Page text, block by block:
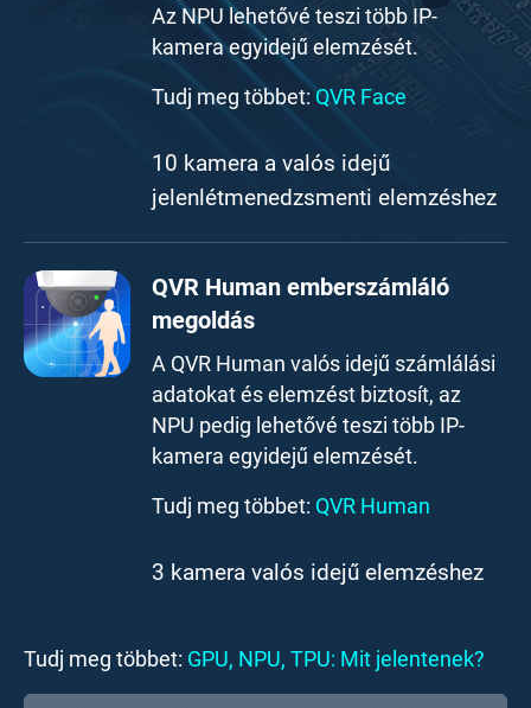
Az NPU lehetővé teszi több IP-
kamera egyidejű elemzését.
Tudj meg többet: QVR Face
10 kamera a valós idejű
jelenlétmenedzsmenti elemzéshez
QVR Human emberszámláló
megoldás
A QVR Human valós idejű számlálási
adatokat és elemzést biztosít, az
NPU pedig lehetővé teszi több IP-
kamera egyidejű elemzését.
Tudj meg többet: QVR Human
3 kamera valós idejű elemzéshez
Tudj meg többet: GPU, NPU, TPU: Mit jelentenek?